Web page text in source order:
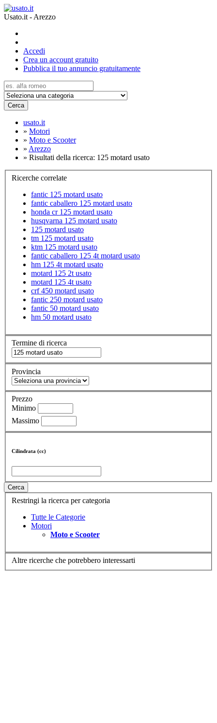
Usato.it - Arezzo
Accedi
Crea un account gratuito
Pubblica il tuo annuncio gratuitamente
Cerca
usato.it
» Motori
» Moto e Scooter
» Arezzo
» Risultati della ricerca: 125 motard usato
Ricerche correlate
fantic 125 motard usato
fantic caballero 125 motard usato
honda cr 125 motard usato
husqvarna 125 motard usato
125 motard usato
tm 125 motard usato
ktm 125 motard usato
fantic caballero 125 4t motard usato
hm 125 4t motard usato
motard 125 2t usato
motard 125 4t usato
crf 450 motard usato
fantic 250 motard usato
fantic 50 motard usato
hm 50 motard usato
Termine di ricerca
Provincia
Prezzo
Minimo
Massimo
Cilindrata (cc)
Cerca
Restringi la ricerca per categoria
Tutte le Categorie
Motori
Moto e Scooter
Altre ricerche che potrebbero interessarti